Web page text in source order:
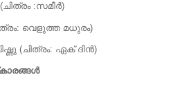
:സമീര്‍)
വെളുത്ത മധുരം)
(ചിത്രം: ഏക് ദിന്‍)